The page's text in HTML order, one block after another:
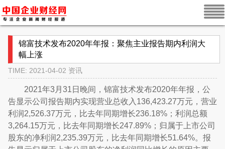
锦富技术发布2020年年报：聚焦主业报告期内利润大
幅上涨
TIME: 2021-04-02 资讯
2021年3月31日晚间，锦富技术发布2020年年报，公
告显示公司报告期内实现营业总收入 136,423.27万元，营业
利润2,526.37万元，比去年同期增长236.18%；利润总额
3,264.15万元，比去年同期增长247.89%；归属于上市公司
股东的净利润2,235.39万元，比去年同期增长51.64%。报